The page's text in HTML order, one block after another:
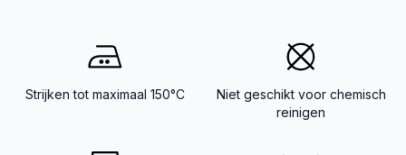
Strijken tot maximaal 150°C
Niet geschikt voor chemisch
reinigen